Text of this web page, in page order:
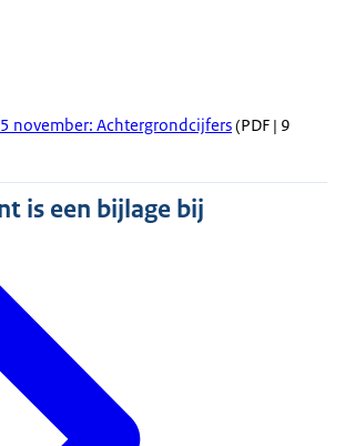
november: Achtergrondcijfers(PDF | 9
is een bijlage bij